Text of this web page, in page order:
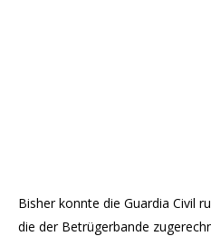
Bisher konnte die Guardia Civil
die der Betrügerbande